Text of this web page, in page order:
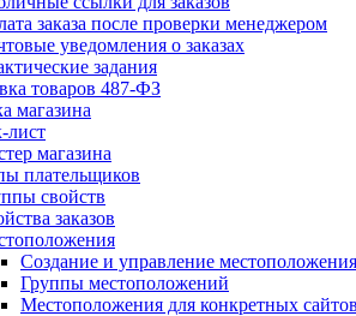
заказа после проверки менеджером
уведомления о заказах
задания
товаров 487-ФЗ
магазина
лист
магазина
плательщиков
свойств
заказов
Создание и управление
Группы местоположений
Местоположения для конкретных сайтов